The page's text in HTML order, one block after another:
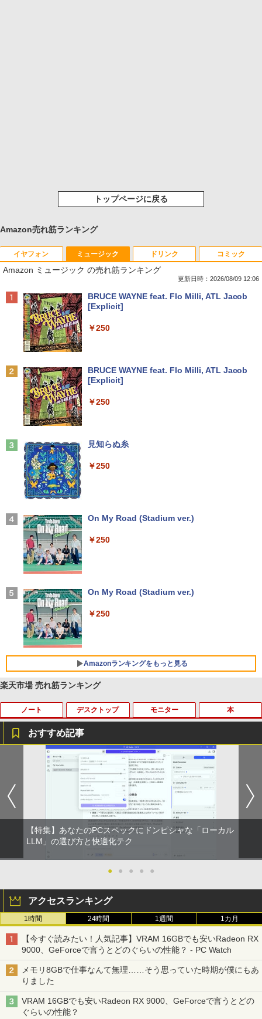
トップページに戻る
Amazon売れ筋ランキング
イヤフォン
Anker Soundcore P40i オフホワイト
Anker Soundcore P31i ブラック
Anker Soundcore Liberty 5 ミッドナイトブ
【2026年アップグレード版】AOKIMI ワイヤ
軽量 ブルートゥースHi-Fi 最大36時間再生 ぶ
￥1,964
リング ANC 36時間再生
￥3,480
ミュージック
Amazon ミュージック の売れ筋ランキング
更新日時：2026/08/09 12:06
BRUCE WAYNE feat. Flo Milli, ATL Jacob
[Explicit]
￥250
BRUCE WAYNE feat. Flo Milli, ATL Jacob
[Explicit]
￥250
見知らぬ糸
￥250
On My Road (Stadium ver.)
￥250
On My Road (Stadium ver.)
￥250
Amazonランキングをもっと見る
ドリンク
【Amazon.co.jp限定】 い・ろ・は・す 2L P
ET ラベルレス ×8本
￥1,112
by Amazon 天然水 ラベルレス 500ml ×24本
富士山の天然水 バナジウム含有 水 ミネラル
ウォーター ペットボトル 静岡県産 500ミリリ
ットル (Smart Basic)
￥1,380
by Amazon 天然水ラベルレス 2L×9本
￥1,117
by Amazon 炭酸水 ラベルレス 500ml ×24本
強炭酸水 ペットボトル 500ミリリットル (Sm
art Basic)
コミック
薬屋のひとりごと 17巻 (デジタル版ビッグガ
ンガンコミックス)
￥770
異世界居酒屋「のぶ」(22) (角川コミックス・
エース)
￥832
ONE PIECE モノクロ版 115 (ジャンプコミッ
クスDIGITAL)
￥594
HUNTER×HUNTER モノクロ版 39 (ジャンプ
コミックスDIGITAL)
￥572
スーパーの裏でヤニ吸うふたり 9巻 (デジタル
楽天市場 売れ筋ランキング
ノート
【今だけ】全品ポイント10倍 お買い物マ
ラソン★8/4～8/11★中古パソコン ノー
トPC Lenovo ThinkPad E590 Core i3 8
145U メモリ8GB / 16GB / 32GB SSD M.
2 PCIe256GB / 512GB / 1TB Windows1
1 Pro 64bit【送料無料】【1年保証】
￥15,800
【マラソンセール期間中ポイント5倍】
Core i5 富士通 LIFEBOOK A579/B メモ
リ8GB HDD500GB 15.6インチ HDMI テ
ンキー DVD-ROM 初期設定済 すぐ使え
る 7日保証 送料無料 2営業日以内に発送
￥17,980
キー搭載内蔵】中古ノートパソコン 東芝
dynabook B55 シリーズ 15.6インチ Co
デスクトップ
「3500U/4300Uより速い」 NiPoGi ミニ
pc Ryzen Embedded R2544初登場 8G
B+256GB 4TB拡張可 mini pc Windows
11 Pro 動作より高速 4K×3画面出力 ミニ
パソコン HDMI2.0+DP1.4 静音性 小型pc
豊富な端子Type-C USB3.2 有線LAN WI
FI5/BT4.2 省電力 オフィス/学習向け P2
￥33,800
3070 Micro 第9世代 Core i5 Windows1
1 Pro メモリ 8GB/16GB SSD 256GB/51
2GB USB無線LANアダプター付属 HDMI
DisplayPort WPS Office付き デスクト
コンパクト デスクトップPC
￥35,000
超得2,500円OFF&P2倍｜Windows11正
モニター
【中古良品】【安心保証】Princeton 21.
5型ワイドカラー液晶ディスプレイ PTF
WDE-22W / PTFBDE-22W ブラック/ ホ
ワイト色 スピーカー搭載 プリンストン
￥4,050
ター 14インチ フルHD IPSパネル 非光沢
タッチ式/非タッチ式選択可能 Type-C対
サブディスプレイ デュアルモニター テレ
ワーク ミニPC対応 EVICIV
￥11,999
3
【期間限定5%OFFクーポン 8/12 10時ま
で】 モニター 27インチ 100Hz FHD VA
ノングレアタイプ 壁掛け対応 省スペース
角度調整 高視野角 178° Adaptive-Sync
本
ちいかわ なんか小さくてかわいいやつ
（7）なんか飛び出ていろいろ貼れるフォ
トアルバム付き特装版 （講談社キャラク
ターズA） [ ナガノ ]
￥3,630
イティブ英語書き写し [ ブレット・リン
ゼイ ]
￥1,980
楽譜 【取寄品】UN275 輸入 フラッシン
グ・ウィンズ【メール便不可商品】【沖
縄・離島以外送料無料】
￥30,030
おすすめ記事
【特集】あなたのPCスペックにドンピシャな「ローカル
LLM」の選び方と快適化テク
● ● ● ● ●
アクセスランキング
1時間 24時間 1週間 1カ月
【今すぐ読みたい！人気記事】VRAM 16GBでも安いRadeon RX
9000、GeForceで言うとどのぐらいの性能？ - PC Watch
メモリ8GBで仕事なんて無理……そう思っていた時期が僕にもあ
りました
VRAM 16GBでも安いRadeon RX 9000、GeForceで言うとどの
ぐらいの性能？